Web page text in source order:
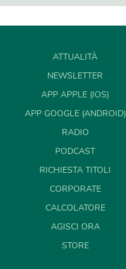
ATTUALITÀ
NEWSLETTER
APP APPLE (IOS)
APP GOOGLE (ANDROID)
RADIO
PODCAST
RICHIESTA TITOLI
CORPORATE
CALCOLATORE
AGISCI ORA
STORE